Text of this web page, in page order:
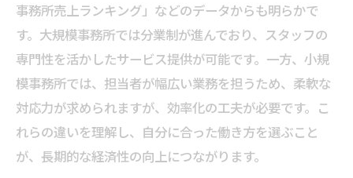
経済性重視で選ぶ事務所運営の工夫とは
会計士事務所経済性向上へ運営方法を見直
す
生産性アップに役立つ会計士事務所の工夫
事務所運営で重視すべき経済性ポイント
会計士事務所の経済性と顧客満足の両立
事務所売上ランキング」などのデータからも明らかで
す。大規模事務所では分業制が進んでおり、スタッフの
専門性を活かしたサービス提供が可能です。一方、小規
模事務所では、担当者が幅広い業務を担うため、柔軟な
対応力が求められますが、効率化の工夫が必要です。こ
れらの違いを理解し、自分に合った働き方を選ぶこと
が、長期的な経済性の向上につながります。